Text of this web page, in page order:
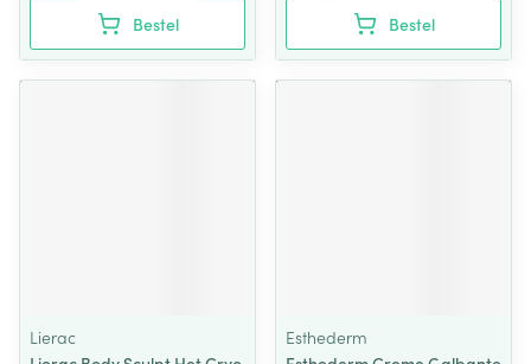
Bestel Bestel
Lierac
Esthederm